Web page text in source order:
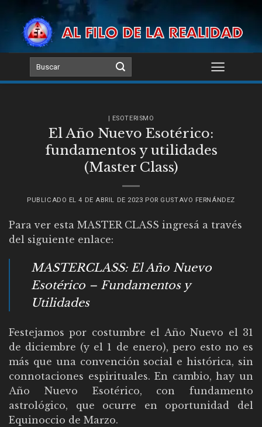
content
| ESOTERISMO
El Año Nuevo Esotérico:
fundamentos y utilidades
(Master Class)
PUBLICADO EL4 DE ABRIL DE 2023 POR GUSTAVO FERNÁNDEZ
Para ver esta MASTER CLASS ingresá a través
del siguiente enlace:
MASTERCLASS: El Año Nuevo
Esotérico – Fundamentos y
Utilidades
Festejamos por costumbre el Año Nuevo el 31
de diciembre (y el 1 de enero), pero esto no es
más que una convención social e histórica, sin
connotaciones espirituales. En cambio, hay un
Año Nuevo Esotérico, con fundamento
astrológico, que ocurre en oportunidad del
Equinoccio de Marzo.